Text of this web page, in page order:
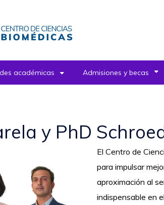
académicas Admisiones y becas
y PhD
El Centro de
para impulsar
aproximación al
indispensable en